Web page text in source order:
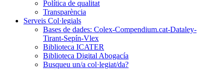
Política de qualitat
Transparència
Serveis Col·legials
Bases de dades: Colex-Compendium.cat-Dataley-
Tirant-Sepín-Vlex
Biblioteca ICATER
Biblioteca Digital Abogacía
Busqueu un/a col·legiat/da?